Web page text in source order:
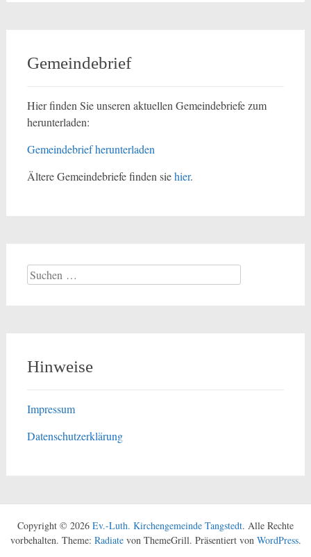
Gemeindebrief
Hier finden Sie unseren aktuellen Gemeindebriefe zum
herunterladen:
Gemeindebrief herunterladen
Ältere Gemeindebriefe finden siehier.
Suchen
nach:
Hinweise
Impressum
Datenschutzerklärung
Copyright © 2026 Ev.-Luth. Kirchengemeinde Tangstedt. Alle Rechte
vorbehalten. Theme: Radiatevon ThemeGrill. Präsentiert von WordPress.